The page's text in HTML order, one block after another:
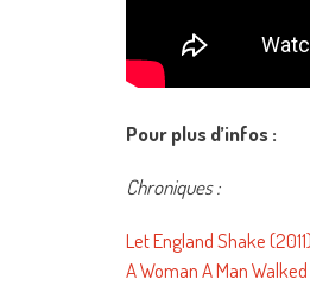
Pour plus d’infos :
Chroniques :
Let England Shake (2011)
A Woman A Man